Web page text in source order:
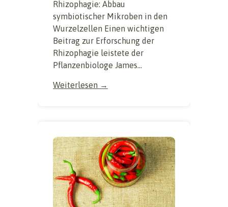
Rhizophagie: Abbau
symbiotischer Mikroben in den
Wurzelzellen Einen wichtigen
Beitrag zur Erforschung der
Rhizophagie leistete der
Pflanzenbiologe James...
Weiterlesen →